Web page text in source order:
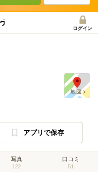
ログイン
アプリで保存
写真
122
口コミ
51